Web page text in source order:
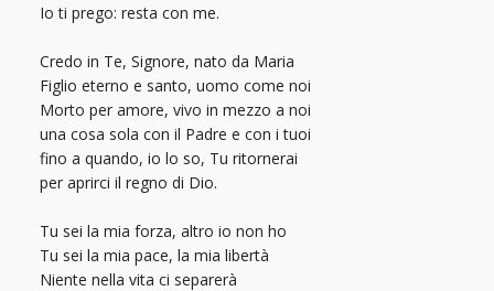
Io ti prego: resta con me.
Credo in Te, Signore, nato da Maria
Figlio eterno e santo, uomo come noi
Morto per amore, vivo in mezzo a noi
una cosa sola con il Padre e con i tuoi
fino a quando, io lo so, Tu ritornerai
per aprirci il regno di Dio.
Tu sei la mia forza, altro io non ho
Tu sei la mia pace, la mia libertà
Niente nella vita ci separerà